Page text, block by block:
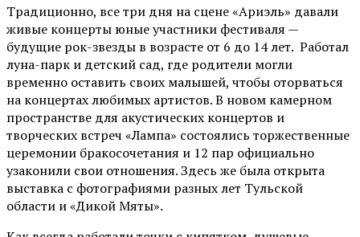
Традиционно, все три дня на сцене«Ариэль» давали
живые концерты юные участники фестиваля —
будущие рок-звезды в возрасте от 6 до 14 лет. Работал
луна-парк и детский сад, где родители могли
временно оставить своих малышей, чтобы оторваться
на концертах любимых артистов. В новом камерном
пространстве для акустических концертов и
творческих встреч «Лампа» состоялись торжественные
церемонии бракосочетания и 12 пар официально
узаконили свои отношения. Здесь же была открыта
выставка с фотографиями разных лет Тульской
области и «Дикой Мяты».